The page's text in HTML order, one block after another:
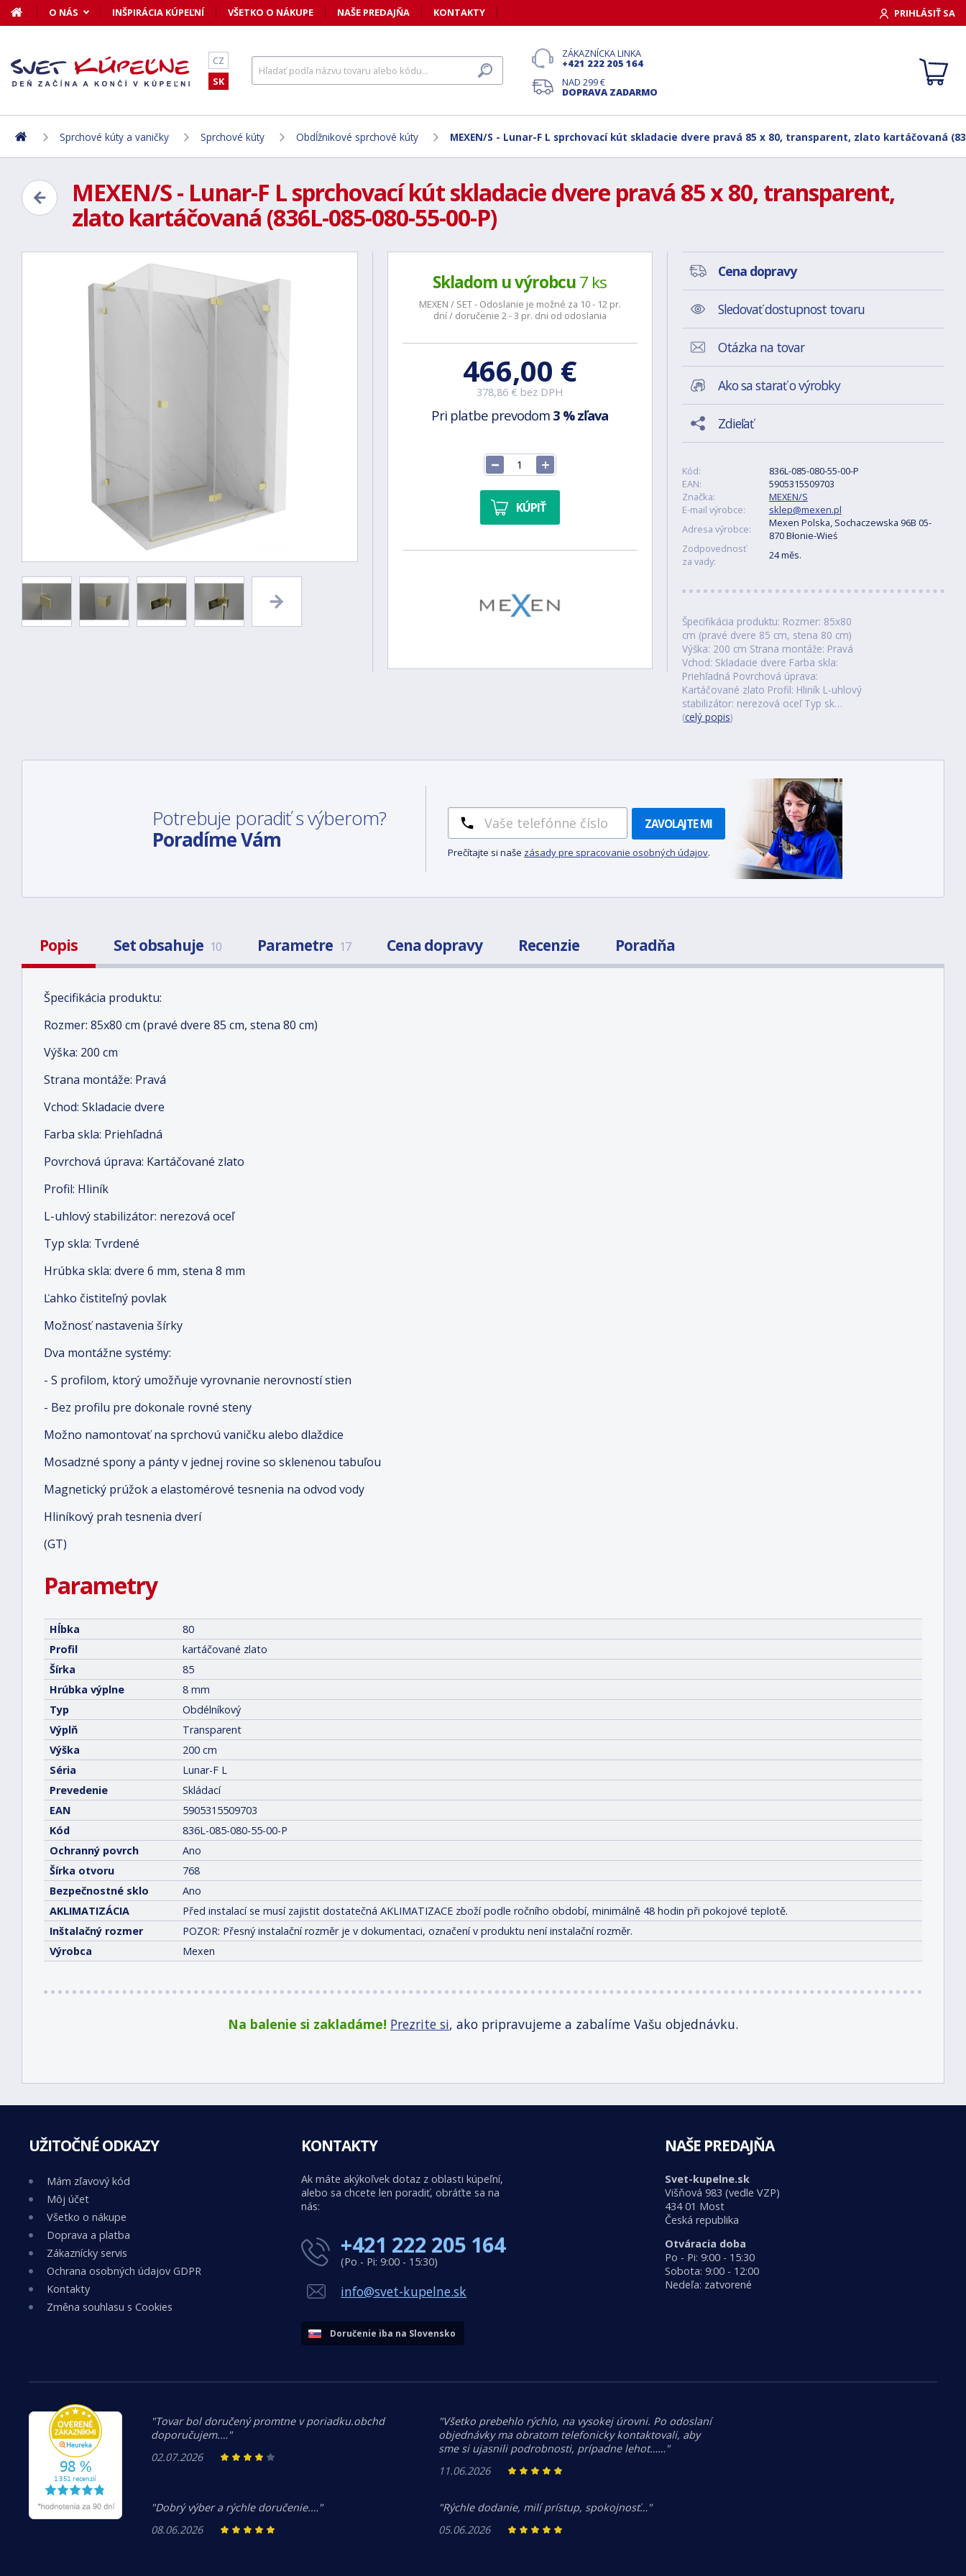
O NÁS INŠPIRÁCIA KÚPEĽNÍ VŠETKO O NÁKUPE NAŠE PREDAJŇA KONTAKTY PRIHLÁSIŤ SA
CZ
SK
ZÁKAZNÍCKA LINKA
+421 222 205 164
NAD 299 €
DOPRAVA ZADARMO
Sprchové kúty a vaničky Sprchové kúty Obdĺžnikové sprchové kúty MEXEN/S - Lunar-F L sprchovací kút skladacie dvere pravá 85 x 80, transparent, zlato kartáčovaná
MEXEN/S - Lunar-F L sprchovací kút skladacie dvere pravá 85 x 80, transparent,
zlato kartáčovaná (836L-085-080-55-00-P)
Skladom u výrobcu7 ks
MEXEN / SET - Odoslanie je možné za 10 - 12 pr.
dní / doručenie 2 - 3 pr. dni od odoslania
466,00 €
378,86 € bez DPH
Pri platbe prevodom 3 % zľava
KÚPIŤ
Cena dopravy
Sledovať dostupnost tovaru
Otázka na tovar
Ako sa starať o výrobky
Zdieľať
Kód:
836L-085-080-55-00-P
EAN:
5905315509703
Značka:
MEXEN/S
E-mail výrobce:
sklep@mexen.pl
Adresa výrobce:
Mexen Polska, Sochaczewska 96B 05-
870 Błonie-Wieś
Zodpovednosť
za vady:
24 měs.
Špecifikácia produktu: Rozmer: 85x80
cm (pravé dvere 85 cm, stena 80 cm)
Výška: 200 cm Strana montáže: Pravá
Vchod: Skladacie dvere Farba skla:
Priehľadná Povrchová úprava:
Kartáčované zlato Profil: Hliník L-uhlový
stabilizátor: nerezová oceľ Typ sk…
(celý popis)
Potrebuje poradiť s výberom?
Poradíme Vám
ZAVOLAJTE MI
Prečítajte si naše zásady pre spracovanie osobných údajov.
Popis Set obsahuje 10 Parametre 17 Cena dopravy Recenzie Poradňa
Špecifikácia produktu:
Rozmer: 85x80 cm (pravé dvere 85 cm, stena 80 cm)
Výška: 200 cm
Strana montáže: Pravá
Vchod: Skladacie dvere
Farba skla: Priehľadná
Povrchová úprava: Kartáčované zlato
Profil: Hliník
L-uhlový stabilizátor: nerezová oceľ
Typ skla: Tvrdené
Hrúbka skla: dvere 6 mm, stena 8 mm
Ľahko čistiteľný povlak
Možnosť nastavenia šírky
Dva montážne systémy:
- S profilom, ktorý umožňuje vyrovnanie nerovností stien
- Bez profilu pre dokonale rovné steny
Možno namontovať na sprchovú vaničku alebo dlaždice
Mosadzné spony a pánty v jednej rovine so sklenenou tabuľou
Magnetický prúžok a elastomérové tesnenia na odvod vody
Hliníkový prah tesnenia dverí
(GT)
Parametry
Hĺbka
80
Profil
kartáčované zlato
Šírka
85
Hrúbka výplne
8 mm
Typ
Obdélníkový
Výplň
Transparent
Výška
200 cm
Séria
Lunar-F L
Prevedenie
Skládací
EAN
5905315509703
Kód
836L-085-080-55-00-P
Ochranný povrch
Ano
Šírka otvoru
768
Bezpečnostné sklo
Ano
AKLIMATIZÁCIA
Před instalací se musí zajistit dostatečná AKLIMATIZACE zboží podle ročního období, minimálně 48 hodin při pokojové teplotě.
Inštalačný rozmer
POZOR: Přesný instalační rozměr je v dokumentaci, označení v produktu není instalační rozměr.
Výrobca
Mexen
Na balenie si zakladáme! Prezrite si, ako pripravujeme a zabalíme Vašu objednávku.
UŽITOČNÉ ODKAZY
Mám zľavový kód
Môj účet
Všetko o nákupe
Doprava a platba
Zákaznícky servis
Ochrana osobných údajov GDPR
Kontakty
Změna souhlasu s Cookies
KONTAKTY
Ak máte akýkoľvek dotaz z oblasti kúpeľní,
alebo sa chcete len poradiť, obráťte sa na
nás:
+421 222 205 164
(Po - Pi: 9:00 - 15:30)
info@svet-kupelne.sk
Doručenie iba na Slovensko
NAŠE PREDAJŇA
Svet-kupelne.sk
Višňová 983 (vedle VZP)
434 01 Most
Česká republika
Otváracia doba
Po - Pi: 9:00 - 15:30
Sobota: 9:00 - 12:00
Nedeľa: zatvorené
"Tovar bol doručený promtne v poriadku.obchd
doporučujem.…"
02.07.2026
"Všetko prebehlo rýchlo, na vysokej úrovni. Po odoslaní
objednávky ma obratom telefonicky kontaktovali, aby
sme si ujasnili podrobnosti, prípadne lehot……"
11.06.2026
"Dobrý výber a rýchle doručenie.…"
08.06.2026
"Rýchle dodanie, milí prístup, spokojnosť…"
05.06.2026